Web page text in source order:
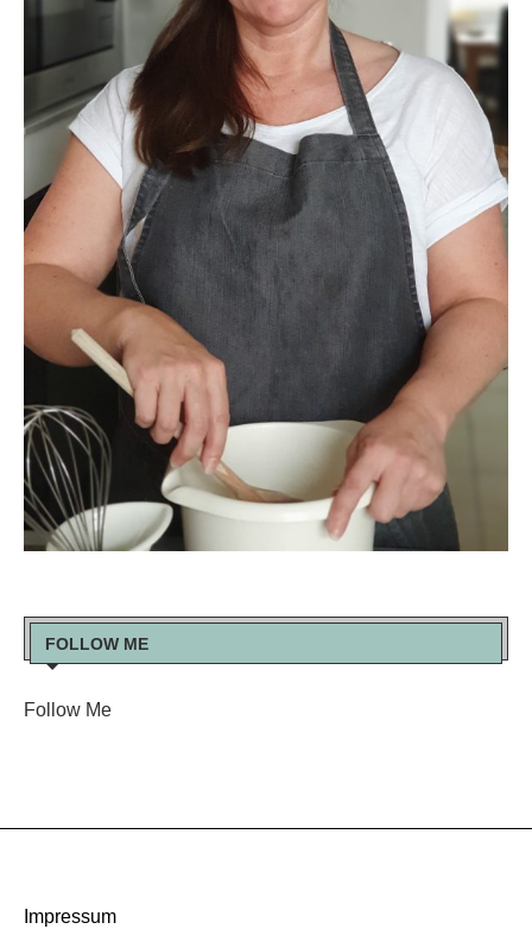
FOLLOW ME
Follow Me
Impressum